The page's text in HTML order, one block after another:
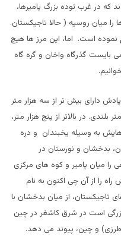
در غرب توده بزرگ پامیرها،
را میان روسیه ( حالا تاجیکستان.
است. اما، این مرز ها هیچ
بایست گذرگاه واخان و گره گاه
دارای بیش تر از سه هزار متر
بلندی دارد. قله های جداگانه اش تا ۷۶۲۰ متر بلندی. در بالاتر از پنج هزار متر،
به وسیله یخبندان و دره
بدخشان و نورستان در
را میان پامیر و کوه های مرکزی
را از آن چی اکنون به نام
تاجیکستان، از میان بدخشان با
است در شرق کاشغر در چین
طرزی) و چین، پیوند می دهد.